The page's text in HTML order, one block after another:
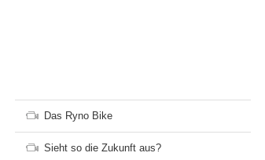
Das Ryno Bike
Sieht so die Zukunft aus?